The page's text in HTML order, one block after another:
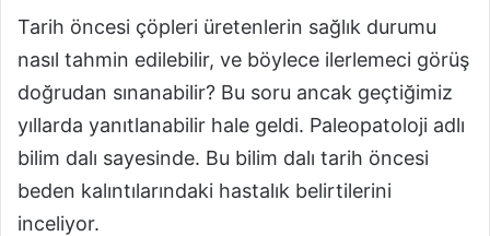
Tarih öncesi çöpleri üretenlerin sağlık durumu
nasıl tahmin edilebilir, ve böylece ilerlemeci görüş
doğrudan sınanabilir? Bu soru ancak geçtiğimiz
yıllarda yanıtlanabilir hale geldi. Paleopatoloji adlı
bilim dalı sayesinde. Bu bilim dalı tarih öncesi
beden kalıntılarındaki hastalık belirtilerini
inceliyor.